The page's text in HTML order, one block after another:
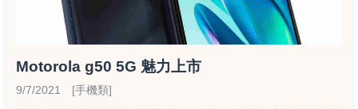
Motorola g50 5G 魅力上市
9/7/2021 [手機類]